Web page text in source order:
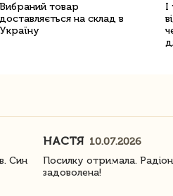
Вибраний товар
доставляється на склад в
Україну
Син
НАСТЯ 10.07.2026
Посилку отримала.
задоволена!